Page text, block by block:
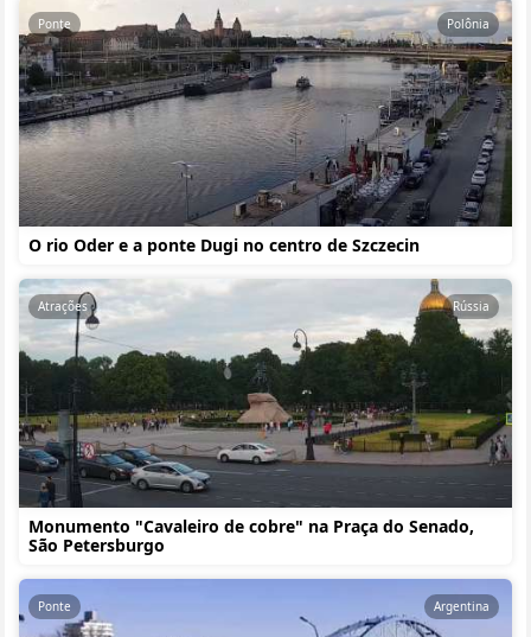
O rio Oder e a ponte Dugi no centro de Szczecin
Ponte Polônia
Monumento "Cavaleiro de cobre" na Praça do Senado,
São Petersburgo
Atrações Rússia
Ponte Argentina